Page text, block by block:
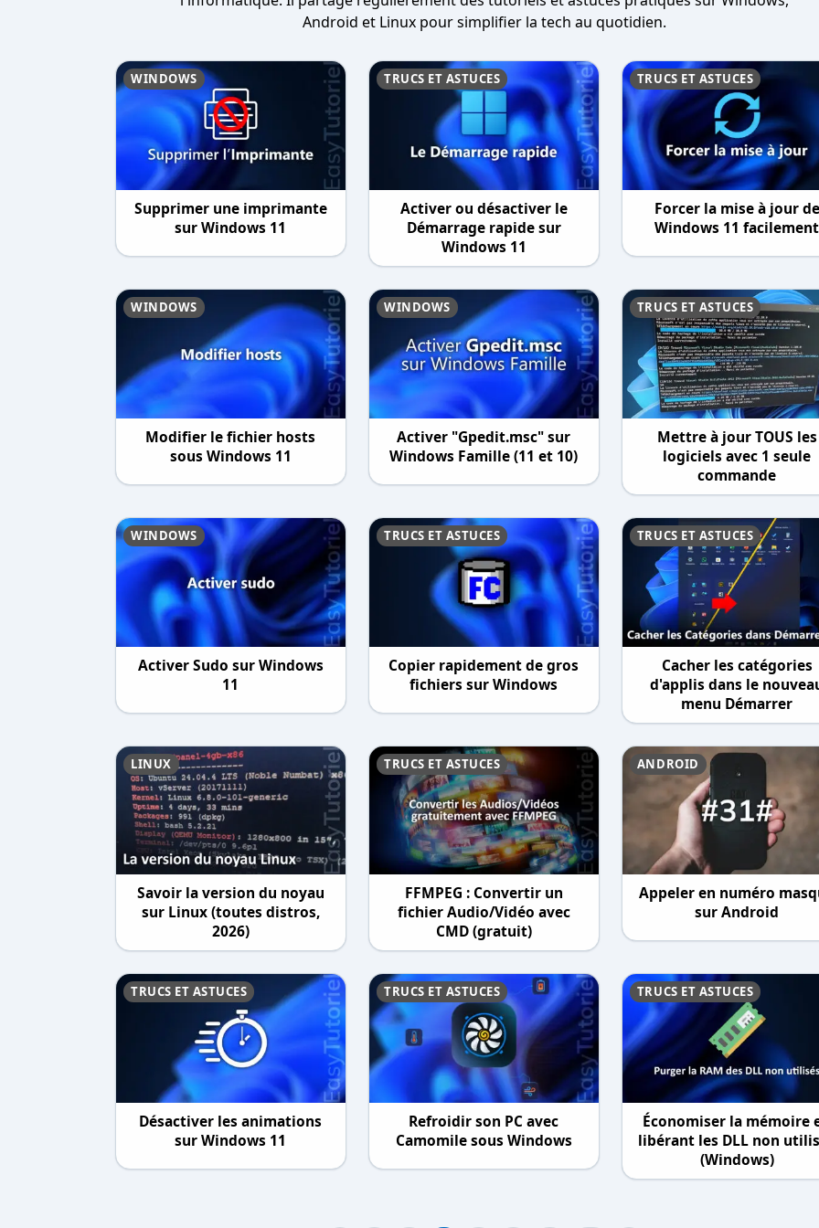
Android et Linux pour simplifier la tech au quotidien.
WINDOWS
Supprimer une imprimante
sur Windows 11
TRUCS ET ASTUCES
Activer ou désactiver le
Démarrage rapide sur
Windows 11
TRUCS ET ASTUCES
Forcer la mise à jour de
Windows 11 facilement
WINDOWS
Modifier le fichier hosts
sous Windows 11
WINDOWS
Activer "Gpedit.msc" sur
Windows Famille (11 et 10)
TRUCS ET ASTUCES
Mettre à jour TOUS les
logiciels avec 1 seule
commande
WINDOWS
Activer Sudo sur Windows
11
TRUCS ET ASTUCES
Copier rapidement de gros
fichiers sur Windows
TRUCS ET ASTUCES
Cacher les catégories
d'applis dans le
menu Démarrer
LINUX
Savoir la version du noyau
sur Linux (toutes distros,
2026)
TRUCS ET ASTUCES
FFMPEG : Convertir un
fichier Audio/Vidéo avec
CMD (gratuit)
ANDROID
Appeler en numéro
sur Android
TRUCS ET ASTUCES
Désactiver les animations
sur Windows 11
TRUCS ET ASTUCES
Refroidir son PC avec
Camomile sous Windows
TRUCS ET ASTUCES
Économiser la mémoire
libérant les DLL non
(Windows)